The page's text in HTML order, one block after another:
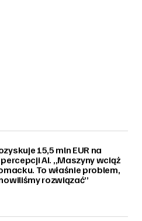
15,5 mln EUR na
AI. „Maszyny wciąż
To właśnie problem,
rozwiązać”